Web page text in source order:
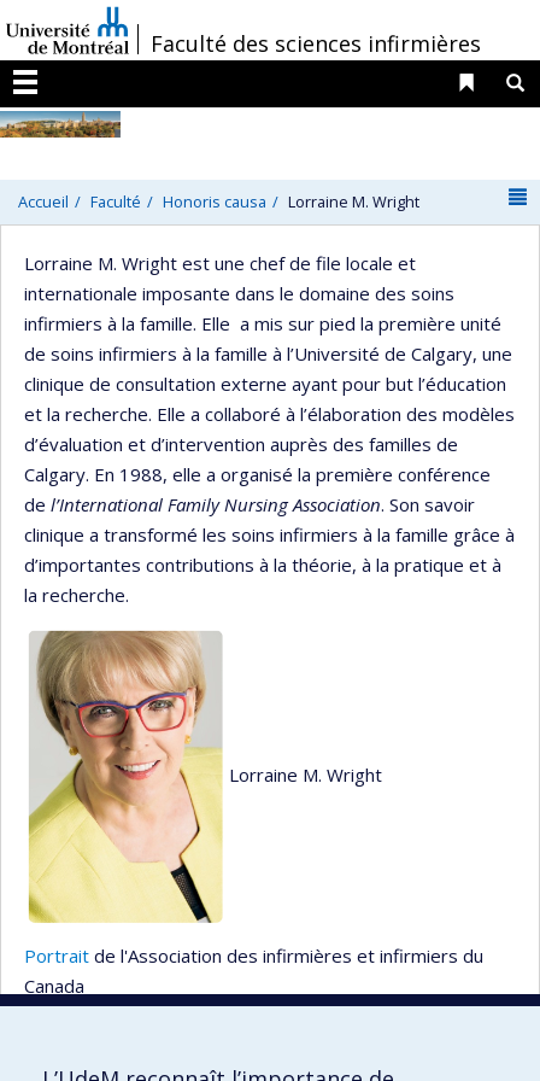
au
contenu
/Faculté des sciences infirmières
Menu
Liens
Accueil Faculté Honoris causa Lorraine M. Wright
Lorraine M. Wright est une chef de file locale et
internationale imposante dans le domaine des soins
infirmiers à la famille. Elle a mis sur pied la première unité
de soins infirmiers à la famille à l’Université de Calgary, une
clinique de consultation externe ayant pour but l’éducation
et la recherche. Elle a collaboré à l’élaboration des modèles
d’évaluation et d’intervention auprès des familles de
Calgary. En 1988, elle a organisé la première conférence
de l’International Family Nursing Association. Son savoir
clinique a transformé les soins infirmiers à la famille grâce à
d’importantes contributions à la théorie, à la pratique et à
la recherche.
Lorraine M. Wright
Portrait de l'Association des infirmières et infirmiers du
Canada